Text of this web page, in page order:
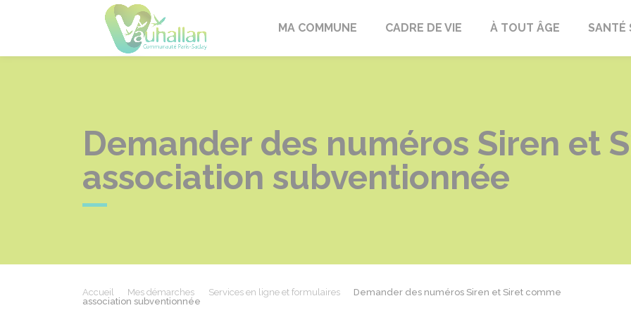
VauhallanMA COMMUNE CADRE DE VIE À TOUT ÂGE SANTÉ
Demander des numéros Siren et
association subventionnée
Accueil Mes démarches Services en ligne et formulaires
Demander des numéros Siren et Siret comme
association subventionnée